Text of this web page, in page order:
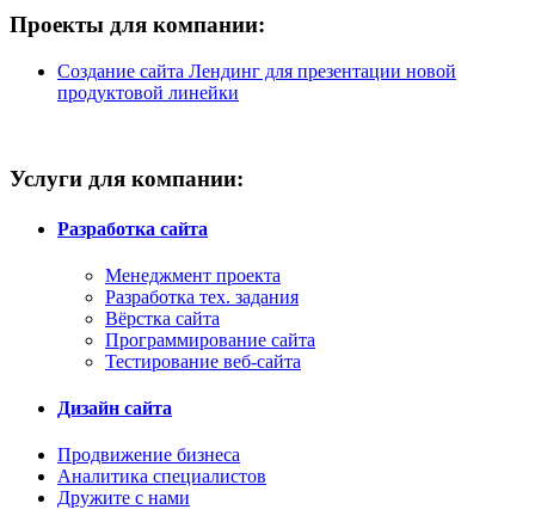
Проекты для компании:
Создание сайта Лендинг для презентации новой
продуктовой линейки
Услуги для компании:
Разработка сайта
Менеджмент проекта
Разработка тех. задания
Вёрстка сайта
Программирование сайта
Тестирование веб-сайта
Дизайн сайта
Продвижение бизнеса
Аналитика специалистов
Дружите с нами